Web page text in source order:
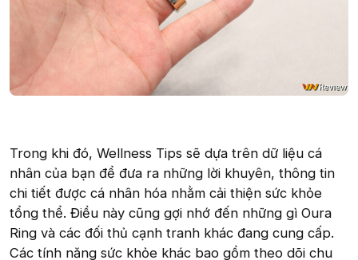
Trong khi đó, Wellness Tips sẽ dựa trên dữ liệu cá
nhân của bạn để đưa ra những lời khuyên, thông tin
chi tiết được cá nhân hóa nhằm cải thiện sức khỏe
tổng thể. Điều này cũng gợi nhớ đến những gì Oura
Ring và các đối thủ cạnh tranh khác đang cung cấp.
Các tính năng sức khỏe khác bao gồm theo dõi chu